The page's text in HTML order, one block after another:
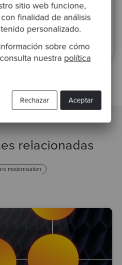
sitio web funcione,
finalidad de análisis
personalizado.
sobre cómo
nuestra política
Aceptar
Rechazar
y se aplican laPolítica de privacidad
relacionadas
modernisation